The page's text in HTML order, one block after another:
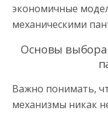
экономичные
механическими
Основы выбора
Важно понимать,
механизмы никак